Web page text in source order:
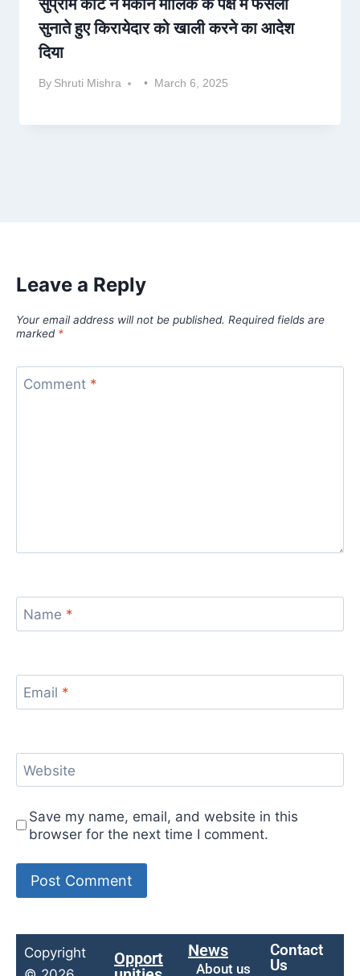
सुप्रीम कोर्ट ने मकान मालिक के पक्ष में फैसला
सुनाते हुए किरायेदार को खाली करने का आदेश
दिया
By Shruti Mishra March 6, 2025
Leave a Reply
Your email address will not be published. Required fields are
marked *
Comment *
Name *
Email *
Website
Save my name, email, and website in this
browser for the next time I comment.
Copyright
Opport
News
About us
Contact
Us